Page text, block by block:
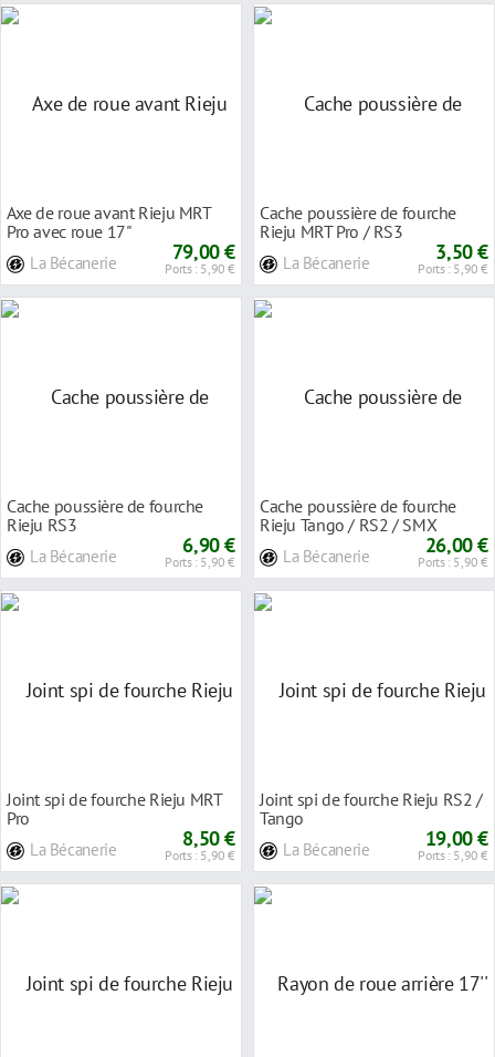
Axe de roue avant Rieju MRT
Pro avec roue 17''
La Bécanerie 79,00 €
Ports : 5,90 €
Cache poussière de fourche
Rieju MRT Pro / RS3
La Bécanerie 3,50 €
Ports : 5,90 €
Cache poussière de fourche
Rieju RS3
La Bécanerie 6,90 €
Ports : 5,90 €
Cache poussière de fourche
Rieju Tango / RS2 / SMX
La Bécanerie 26,00 €
Ports : 5,90 €
Joint spi de fourche Rieju MRT
Pro
La Bécanerie 8,50 €
Ports : 5,90 €
Joint spi de fourche Rieju RS2 /
Tango
La Bécanerie 19,00 €
Ports : 5,90 €